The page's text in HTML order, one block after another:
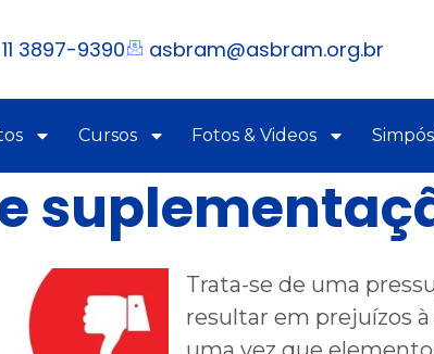
3897-9390 asbram@asbram.org.br
Cursos Fotos & Videos
Trata-se de uma
resultar em prejuízos